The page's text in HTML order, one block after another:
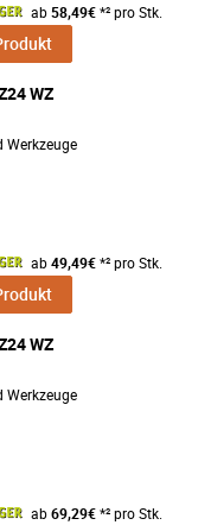
ab58,49€*² pro Stk.
WZ
Werkzeuge
ab49,49€*² pro Stk.
WZ
Werkzeuge
ab69,29€*² pro Stk.